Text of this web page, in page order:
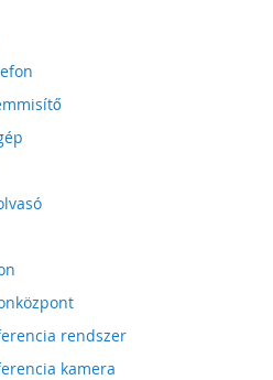
rendszer
kamera